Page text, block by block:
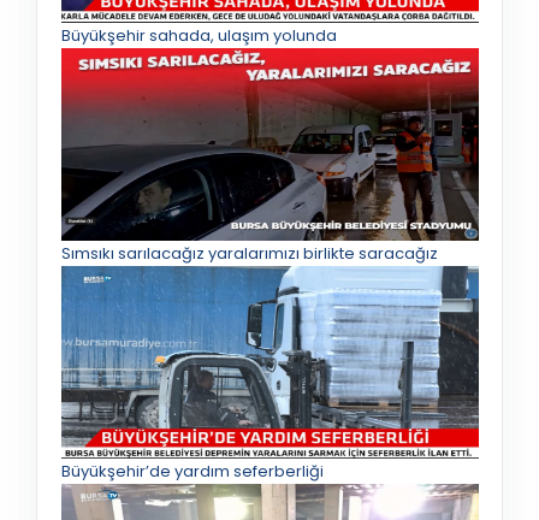
Büyükşehir sahada, ulaşım yolunda
Sımsıkı sarılacağız yaralarımızı birlikte saracağız
Büyükşehir’de yardım seferberliği